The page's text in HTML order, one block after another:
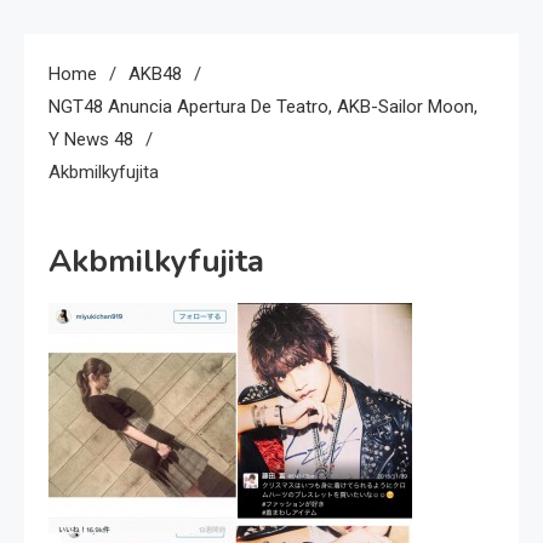
Home
AKB48
NGT48 Anuncia Apertura De Teatro, AKB-Sailor Moon,
Y News 48
Akbmilkyfujita
Akbmilkyfujita